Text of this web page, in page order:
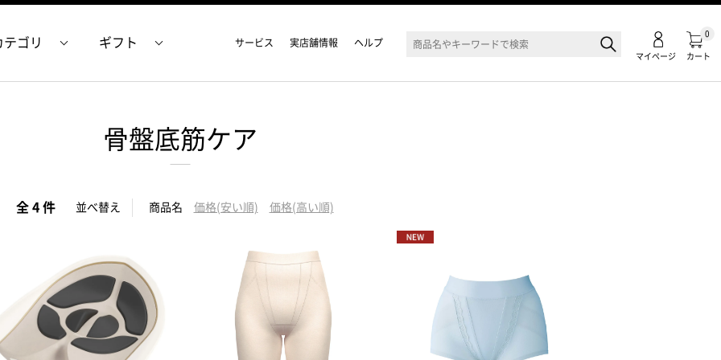
カート
0
マイページ
テゴリ ギフト サービス 実店舗情報 ヘルプ
骨盤底筋ケア
全 4 件 並べ替え 商品名 価格(安い順) 価格(高い順)